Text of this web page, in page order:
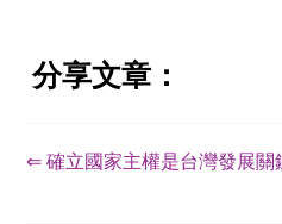
分享文章：
⇐ 確立國家主權是台灣發展關